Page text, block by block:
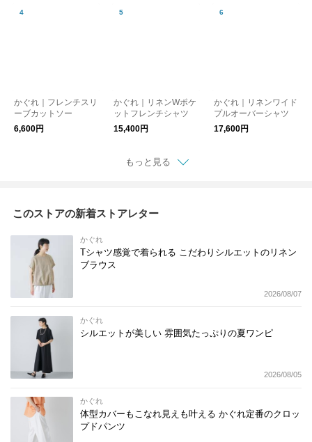
かぐれ｜フレンチスリ
ーブカットソー
6,600円
かぐれ｜リネンWポケ
ットフレンチシャツ
15,400円
かぐれ｜リネンワイド
プルオーバーシャツ
17,600円
もっと見る
このストアの新着ストアレター
かぐれ
Tシャツ感覚で着られる こだわりシルエットのリネン
ブラウス
2026/08/07
かぐれ
シルエットが美しい 雰囲気たっぷりの夏ワンピ
2026/08/05
かぐれ
体型カバーもこなれ見えも叶える かぐれ定番のクロッ
プドパンツ